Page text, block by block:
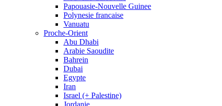
Papouasie-Nouvelle Guinee
Polynesie francaise
Vanuatu
Proche-Orient
Abu Dhabi
Arabie Saoudite
Bahrein
Dubai
Egypte
Iran
Israel (+ Palestine)
Jordanie